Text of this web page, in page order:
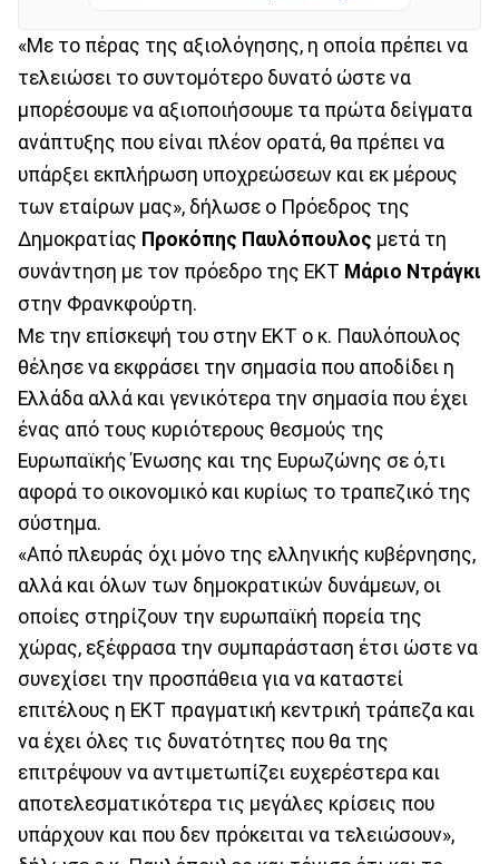
«Με το πέρας της αξιολόγησης, η οποία πρέπει να
τελειώσει το συντομότερο δυνατό ώστε να
μπορέσουμε να αξιοποιήσουμε τα πρώτα δείγματα
ανάπτυξης που είναι πλέον ορατά, θα πρέπει να
υπάρξει εκπλήρωση υποχρεώσεων και εκ μέρους
των εταίρων μας», δήλωσε ο Πρόεδρος της
Δημοκρατίας Προκόπης Παυλόπουλος μετά τη
συνάντηση με τον πρόεδρο της ΕΚΤ Μάριο Ντράγκι
στην Φρανκφούρτη.
Με την επίσκεψή του στην ΕΚΤ ο κ. Παυλόπουλος
θέλησε να εκφράσει την σημασία που αποδίδει η
Ελλάδα αλλά και γενικότερα την σημασία που έχει
ένας από τους κυριότερους θεσμούς της
Ευρωπαϊκής Ένωσης και της Ευρωζώνης σε ό,τι
αφορά το οικονομικό και κυρίως το τραπεζικό της
σύστημα.
«Από πλευράς όχι μόνο της ελληνικής κυβέρνησης,
αλλά και όλων των δημοκρατικών δυνάμεων, οι
οποίες στηρίζουν την ευρωπαϊκή πορεία της
χώρας, εξέφρασα την συμπαράσταση έτσι ώστε να
συνεχίσει την προσπάθεια για να καταστεί
επιτέλους η ΕΚΤ πραγματική κεντρική τράπεζα και
να έχει όλες τις δυνατότητες που θα της
επιτρέψουν να αντιμετωπίζει ευχερέστερα και
αποτελεσματικότερα τις μεγάλες κρίσεις που
υπάρχουν και που δεν πρόκειται να τελειώσουν»,